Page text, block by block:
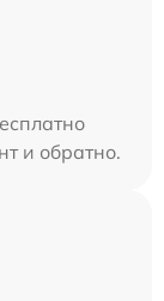
и обратно.